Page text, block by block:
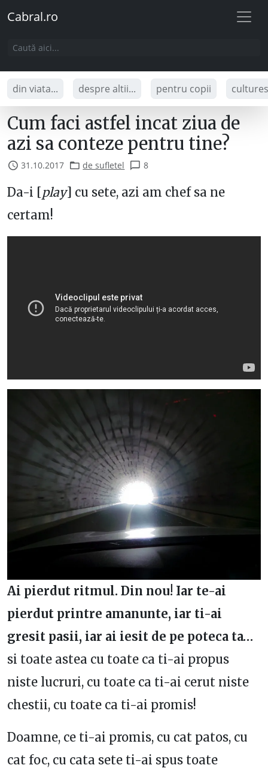
Cabral.ro
din viata... despre altii... pentru copii
Cum faci astfel incat ziua de
azi sa conteze pentru tine?
31.10.2017 de sufletel 8
Da-i [play] cu sete, azi am chef sa ne
certam!
Ai pierdut ritmul. Din nou! Iar te-ai
pierdut printre amanunte, iar ti-ai
gresit pasii, iar ai iesit de pe poteca ta…
si toate astea cu toate ca ti-ai propus
niste lucruri, cu toate ca ti-ai cerut niste
chestii, cu toate ca ti-ai promis!
Doamne, ce ti-ai promis, cu cat patos, cu
cat foc, cu cata sete ti-ai spus toate